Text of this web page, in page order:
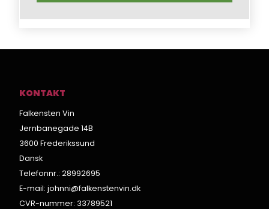
KONTAKT
Falkensten Vin
Jernbanegade 14B
3600 Frederikssund
Dansk
Telefonnr.: 28992695
E-mail: johnni@falkenstenvin.dk
CVR-nummer: 33789521